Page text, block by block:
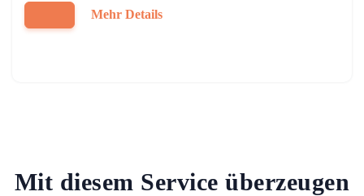
Mehr Details
Mit diesem Service überzeugen